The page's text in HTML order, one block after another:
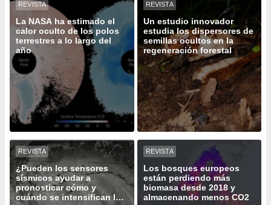
coste.
botón
a la
la
todas
sean
nuestros
nos
y análisis
en
así como
perfil
y
ACEPTAR
CONTINUAR
CONFIGURACIÓN
REVISTA
La NASA ha estimado el
calor oculto de los polos
terrestres a lo largo del
año
REVISTA
Un estudio innovador
estudia los dispersores de
semillas ocultos en la
regeneración forestal
REVISTA
¿Pueden los sensores
sísmicos ayudar a
pronosticar cómo y
cuándo se intensifican los
REVISTA
Los bosques europeos
están perdiendo más
biomasa desde 2018 y
almacenando menos CO2